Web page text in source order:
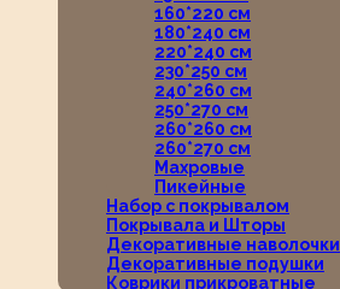
160*220 см
180*240 см
220*240 см
230*250 см
240*260 см
250*270 см
260*260 см
260*270 см
Махровые
Пикейные
Набор с покрывалом
Покрывала и Шторы
Декоративные наволочки
Декоративные подушки
Коврики прикроватные